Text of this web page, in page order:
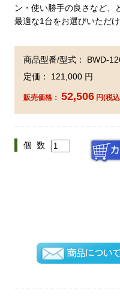
ン・使い勝手の良さなど、
最適な1台をお選びいただけ
商品型番/型式： BWD-
定価： 121,000 円
販売価格： 52,506 円(税
個 数